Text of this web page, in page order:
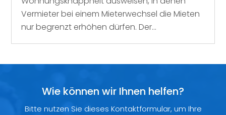
Vermieter bei einem Mieterwechsel die Mieten
nur begrenzt erhöhen dürfen. Der...
Wie können wir Ihnen helfen?
Bitte nutzen Sie dieses Kontaktformular, um Ihre